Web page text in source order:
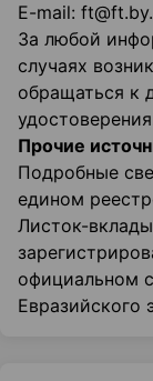
E-mail: ft@ft.by.
За любой
случаях
обращаться к
Прочие
Подробные
едином
Листок-
официальном
Евразийского